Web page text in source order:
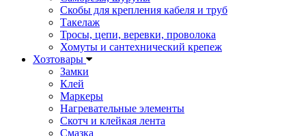
Скобы для крепления кабеля и труб
Такелаж
Тросы, цепи, веревки, проволока
Хомуты и сантехнический крепеж
Хозтовары
Замки
Клей
Маркеры
Нагревательные элементы
Скотч и клейкая лента
Смазка